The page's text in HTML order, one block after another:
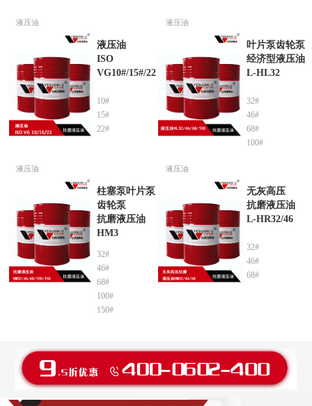
液压油
液压油
ISO
VG10#/15#/22
10#
15#
22#
液压油
叶片泵齿轮泵
经济型液压油
L-HL32
32#
46#
68#
100#
液压油
柱塞泵叶片泵
齿轮泵
抗磨液压油
HM3
32#
46#
68#
100#
150#
液压油
无灰高压
抗磨液压油
L-HR32/46
32#
46#
68#